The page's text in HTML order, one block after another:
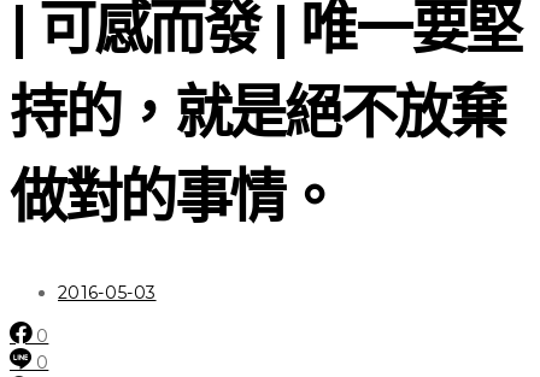
| 可感而發 | 唯一要堅
持的，就是絕不放棄
做對的事情。
2016-05-03
0
0